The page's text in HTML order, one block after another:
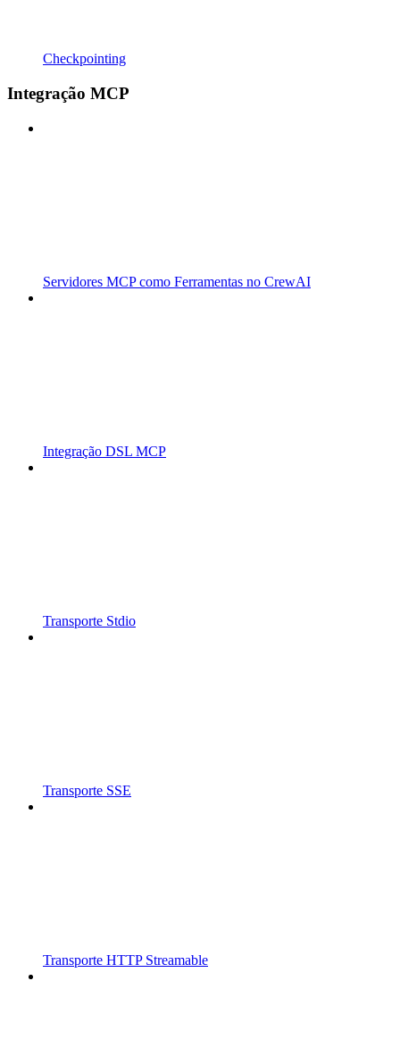
Checkpointing
Integração MCP
Servidores MCP como Ferramentas no CrewAI
Integração DSL MCP
Transporte Stdio
Transporte SSE
Transporte HTTP Streamable